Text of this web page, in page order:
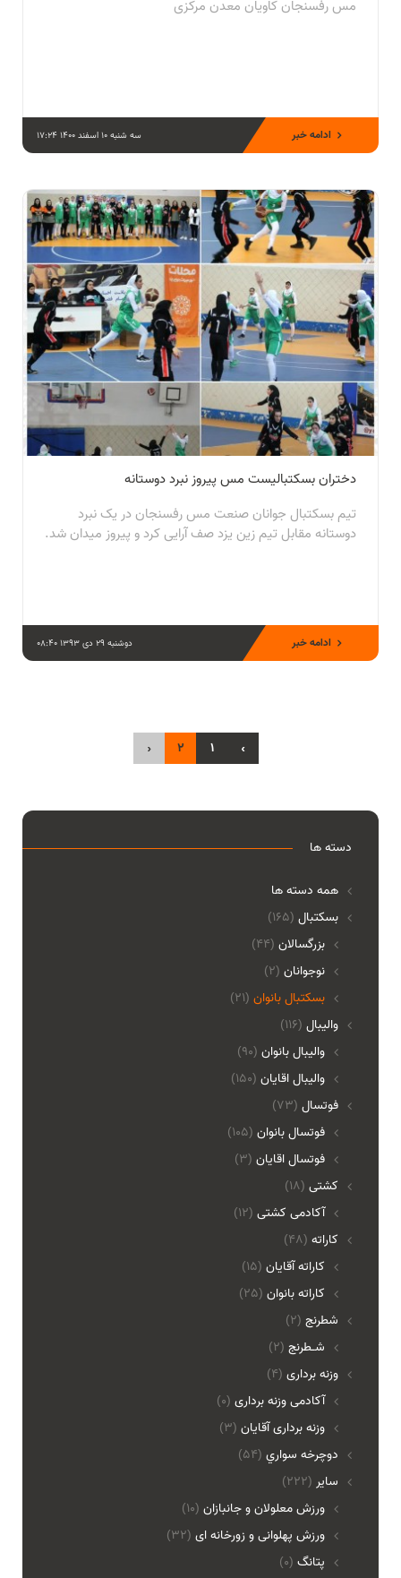
مس رفسنجان کاویان معدن مرکزی
سه شنبه 10 اسفند 1400 17:24 ادامه خبر
دختران بسکتبالیست مس پیروز نبرد دوستانه
تیم بسکتبال جوانان صنعت مس رفسنجان در یک نبرد
دوستانه مقابل تیم زین یزد صف آرایی کرد و پیروز میدان شد.
دوشنبه 29 دی 1393 08:40 ادامه خبر
‹
1
2
›
دسته ها
همه دسته ها
(165) بسکتبال
بزرگسالان (44)
نوجوانان (2)
بسکتبال بانوان (21)
(116) والیبال
واليبال بانوان (90)
واليبال اقايان (150)
(73) فوتسال
فوتسال بانوان (105)
فوتسال اقايان (3)
(18) کشتی
آکادمی کشتی (12)
(48) کاراته
کاراته آقایان (15)
کاراته بانوان (25)
(2) شطرنج
شـطرنج (2)
(4) وزنه برداری
آکادمی وزنه برداری (0)
وزنه برداری آقایان (3)
(54) دوچرخه سواري
(222) ساير
ورزش معلولان و جانبازان (10)
ورزش پهلوانی و زورخانه ای (32)
پتانگ (0)